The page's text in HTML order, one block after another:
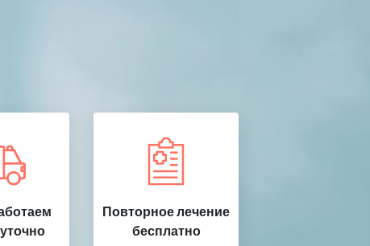
Повторное лечение
бесплатно